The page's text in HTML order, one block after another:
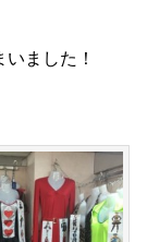
ました！